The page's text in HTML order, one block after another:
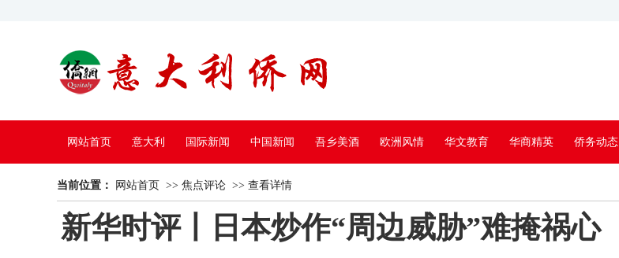
网站首页 意大利 国际新闻 中国新闻 吾乡美酒 欧洲风情 华文教育 华商精英 侨务动态
中国电视
当前位置： 网站首页 >> 焦点评论 >> 查看详情
新华时评丨日本炒作“周边威胁”难掩祸心